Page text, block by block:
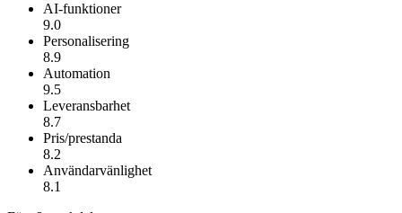
AI-funktioner
9.0
Personalisering
8.9
Automation
9.5
Leveransbarhet
8.7
Pris/prestanda
8.2
Användarvänlighet
8.1